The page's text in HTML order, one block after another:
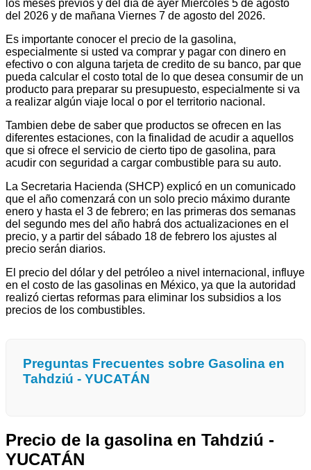
los meses previos y del día de ayer Miércoles 5 de agosto
del 2026 y de mañana Viernes 7 de agosto del 2026.
Es importante conocer el precio de la gasolina,
especialmente si usted va comprar y pagar con dinero en
efectivo o con alguna tarjeta de credito de su banco, par que
pueda calcular el costo total de lo que desea consumir de un
producto para preparar su presupuesto, especialmente si va
a realizar algún viaje local o por el territorio nacional.
Tambien debe de saber que productos se ofrecen en las
diferentes estaciones, con la finalidad de acudir a aquellos
que si ofrece el servicio de cierto tipo de gasolina, para
acudir con seguridad a cargar combustible para su auto.
La Secretaria Hacienda (SHCP) explicó en un comunicado
que el año comenzará con un solo precio máximo durante
enero y hasta el 3 de febrero; en las primeras dos semanas
del segundo mes del año habrá dos actualizaciones en el
precio, y a partir del sábado 18 de febrero los ajustes al
precio serán diarios.
El precio del dólar y del petróleo a nivel internacional, influye
en el costo de las gasolinas en México, ya que la autoridad
realizó ciertas reformas para eliminar los subsidios a los
precios de los combustibles.
Preguntas Frecuentes sobre Gasolina en
Tahdziú - YUCATÁN
Precio de la gasolina en Tahdziú -
YUCATÁN